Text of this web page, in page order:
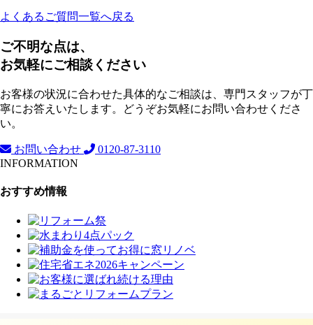
よくあるご質問一覧へ戻る
ご不明な点は、
お気軽にご相談ください
お客様の状況に合わせた具体的なご相談は、専門スタッフが丁
寧にお答えいたします。どうぞお気軽にお問い合わせくださ
い。
お問い合わせ
0120-87-3110
INFORMATION
おすすめ情報